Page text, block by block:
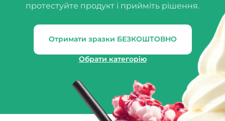
протестуйте продукт і прийміть рішення.
Отримати зразки БЕЗКОШТОВНО
Обрати категорію